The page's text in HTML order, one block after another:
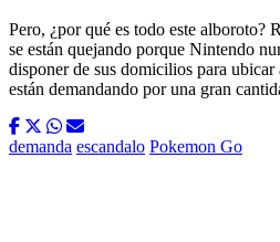
Pero, ¿por qué es todo este alboroto?
se están quejando porque Nintendo
disponer de sus domicilios para
están demandando por una gran
demanda escandalo Pokemon Go